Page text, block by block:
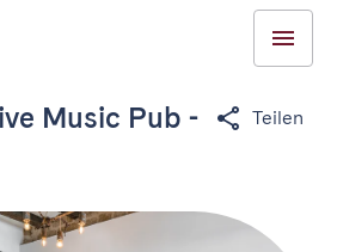
Music Pub -
Teilen